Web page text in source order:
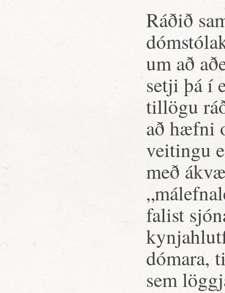
Ráðið
um að
setji þá í
tillögu
að hæfni
veitingu
með
falist
dómara,
sem